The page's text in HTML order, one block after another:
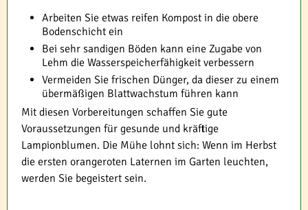
Arbeiten Sie etwas reifen Kompost in die obere
Bodenschicht ein
Bei sehr sandigen Böden kann eine Zugabe von
Lehm die Wasserspeicherfähigkeit verbessern
Vermeiden Sie frischen Dünger, da dieser zu einem
übermäßigen Blattwachstum führen kann
Mit diesen Vorbereitungen schaffen Sie gute
Voraussetzungen für gesunde und kräftige
Lampionblumen. Die Mühe lohnt sich: Wenn im Herbst
die ersten orangeroten Laternen im Garten leuchten,
werden Sie begeistert sein.